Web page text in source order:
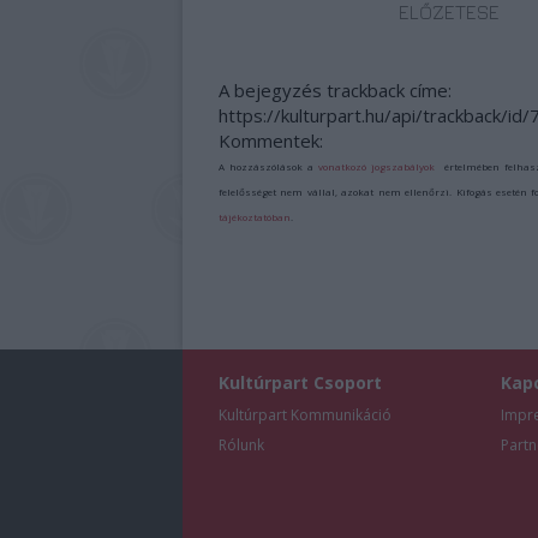
ELŐZETESE
A bejegyzés trackback címe:
https://kulturpart.hu/api/trackback/id/
Kommentek:
A hozzászólások avonatkozó jogszabályok értelmében
felelősséget nem vállal, azokat nem ellenőrzi. Kifogás esetén
tájékoztatóban
Kultúrpart Csoport
Kultúrpart Kommunikáció
Rólunk